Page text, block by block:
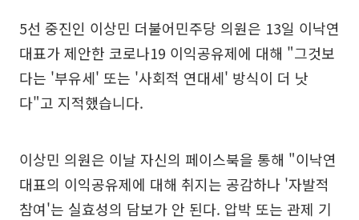
5선 중진인 이상민 더불어민주당 의원은 13일 이낙연
대표가 제안한 코로나19 이익공유제에 대해 "그것보
다는 '부유세' 또는 '사회적 연대세' 방식이 더 낫
다"고 지적했습니다.
이상민 의원은 이날 자신의 페이스북을 통해 "이낙연
대표의 이익공유제에 대해 취지는 공감하나 '자발적
참여'는 실효성의 담보가 안 된다. 압박 또는 관제 기